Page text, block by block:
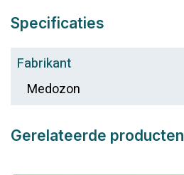
Specificaties
Fabrikant
Medozon
Gerelateerde producten